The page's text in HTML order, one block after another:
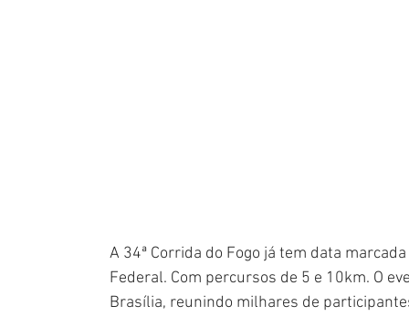
A 34ª Corrida do Fogo já tem data
Federal. Com percursos de 5 e 10km. O
Brasília, reunindo milhares de